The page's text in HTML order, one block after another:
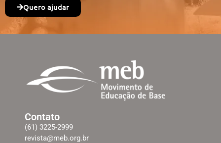
Quero ajudar
Contato
(61) 3225-2999
revista@meb.org.br